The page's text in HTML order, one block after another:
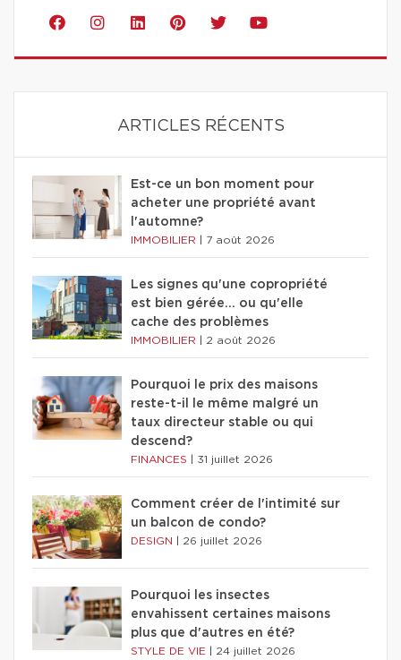
ARTICLES RÉCENTS
Est-ce un bon moment pour
acheter une propriété avant
l'automne?
IMMOBILIER 7 août 2026
Les signes qu'une copropriété
est bien gérée… ou qu'elle
cache des problèmes
IMMOBILIER 2 août 2026
Pourquoi le prix des maisons
reste-t-il le même malgré un
taux directeur stable ou qui
descend?
FINANCES 31 juillet 2026
Comment créer de l'intimité sur
un balcon de condo?
DESIGN 26 juillet 2026
Pourquoi les insectes
envahissent certaines maisons
plus que d'autres en été?
STYLE DE VIE 24 juillet 2026